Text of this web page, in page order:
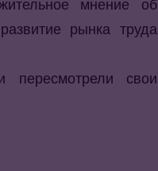
мнение об
рынка труда
пересмотрели свои